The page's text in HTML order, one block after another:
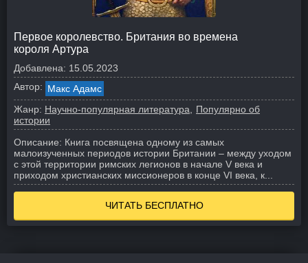
Первое королевство. Британия во времена
короля Артура
Добавлена: 15.05.2023
Автор: Макс Адамс
Жанр: Научно-популярная литература
Популярно об
истории
Описание: Книга посвящена одному из самых
малоизученных периодов истории Британии – между уходом
с этой территории римских легионов в начале V века и
приходом христианских миссионеров в конце VI века, к...
ЧИТАТЬ БЕСПЛАТНО